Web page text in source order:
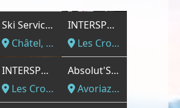
Ski Services Henri Gonon
Châtel, Hochsavoyen
INTERSPORT - INTERSPORT Michel Sports Champoussin
Les Crosets, Hochsavoyen
INTERSPORT - INTERSPORT Michel Sports Les Crosets
Les Crosets, Hochsavoyen
Absolut'Sport
Avoriaz, Hochsavoyen